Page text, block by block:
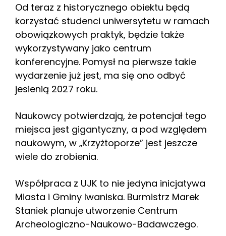
Od teraz z historycznego obiektu będą
korzystać studenci uniwersytetu w ramach
obowiązkowych praktyk, będzie także
wykorzystywany jako centrum
konferencyjne. Pomysł na pierwsze takie
wydarzenie już jest, ma się ono odbyć
jesienią 2027 roku.
Naukowcy potwierdzają, że potencjał tego
miejsca jest gigantyczny, a pod względem
naukowym, w „Krzyżtoporze” jest jeszcze
wiele do zrobienia.
Współpraca z UJK to nie jedyna inicjatywa
Miasta i Gminy Iwaniska. Burmistrz Marek
Staniek planuje utworzenie Centrum
Archeologiczno-Naukowo-Badawczego.